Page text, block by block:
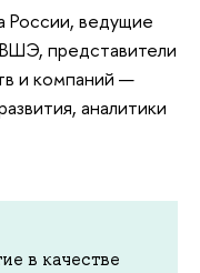
России, ведущие
представители
и компаний —
аналитики
в качестве